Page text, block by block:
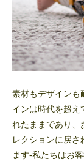
素材もデザインも
インは時代を超え
れたままであり、
レクションに戻さ
ます-私たちはお